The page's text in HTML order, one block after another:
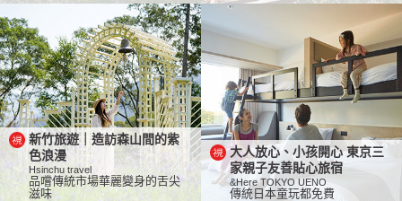
新竹旅遊｜造訪森山間的紫
色浪漫
Hsinchu travel
品嚐傳統市場華麗變身的舌尖
滋味
大人放心、小孩開心 東京三
家親子友善貼心旅宿
&Here TOKYO UENO
傳統日本童玩都免費